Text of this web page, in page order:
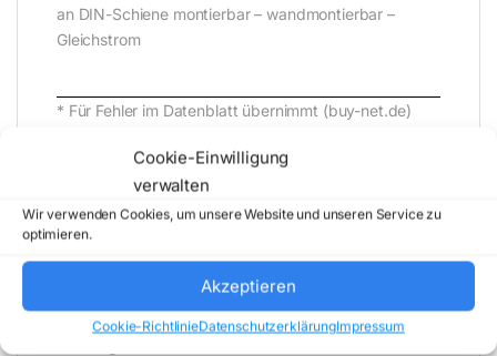
Cookie-Einwilligung
verwalten
Wir verwenden Cookies, um unsere Website und unseren Service zu
optimieren.
Akzeptieren
Cookie-RichtlinieDatenschutzerklärungImpressum
an DIN-Schiene montierbar – wandmontierbar –
Gleichstrom
* Für Fehler im Datenblatt übernimmt (buy-net.de)
202608071600 )
Artikelnummer:TI-G62
Kategorie: